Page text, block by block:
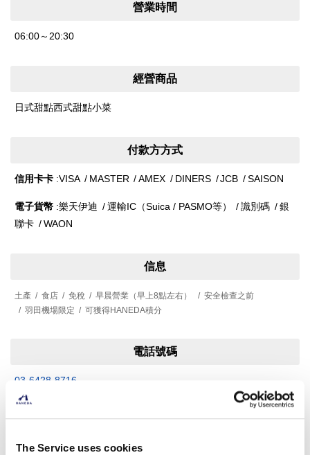
The Service uses cookies
營業時間
06:00～20:30
經營商品
日式甜點西式甜點小菜
付款方方式
信用卡卡 VISA MASTER AMEX DINERS JCB SAISON
電子貨幣 樂天伊迪 運輸IC（Suica / PASMO等） 識別碼
銀
聯卡
WAON
信息
土產 食店 免稅 早晨營業（早上8點左右）
安全檢查之前
羽田機場限定
可獲得HANEDA積分
電話號碼
03-6428-8716